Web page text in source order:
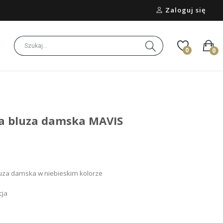
Zaloguj się
0 0
bluza damska MAVIS
damska w niebieskim kolorze